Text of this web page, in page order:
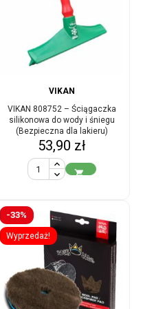
VIKAN
VIKAN 808752 – Ściągaczka
silikonowa do wody i śniegu
(Bezpieczna dla lakieru)
Cena
53,90 zł

-33%
Wyprzedaż!